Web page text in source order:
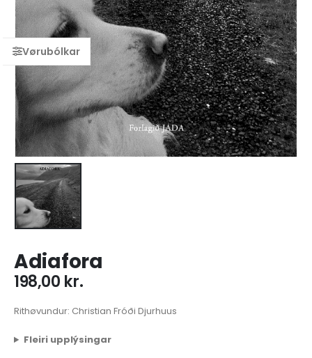
Adiafora
198,00 kr.
Rithøvundur: Christian Fróði Djurhuus
Fleiri upplýsingar